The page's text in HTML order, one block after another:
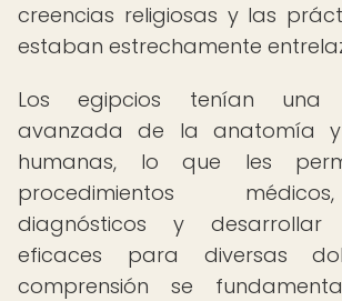
creencias religiosas y las
estaban estrechamente
Los egipcios tenían una
avanzada de la anatomía
humanas, lo que les
procedimientos
diagnósticos y desarrollar
eficaces para diversas
comprensión se